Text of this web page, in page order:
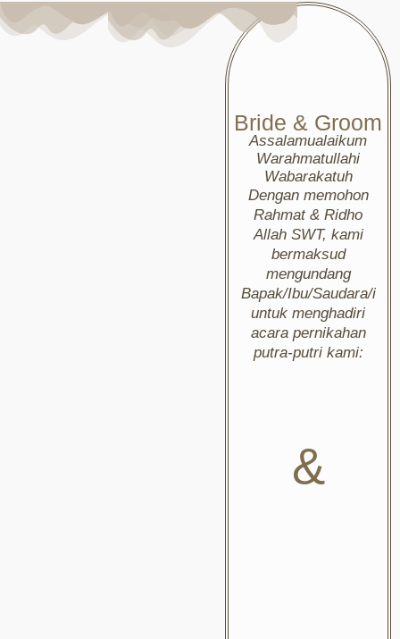
Bride & Groom
Assalamualaikum
Warahmatullahi
Wabarakatuh
Dengan memohon
Rahmat & Ridho
Allah SWT, kami
bermaksud
mengundang
Bapak/Ibu/Saudara/i
untuk menghadiri
acara pernikahan
putra-putri kami:
&